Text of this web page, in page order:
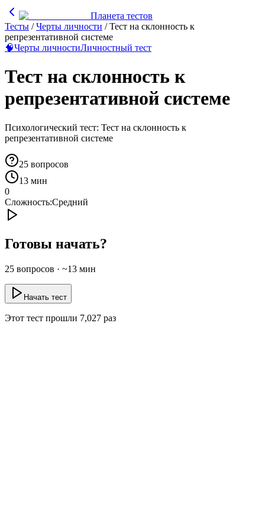
Планета тестов
Тесты /Черты личности /Тест на склонность к
репрезентативной системе
🧠Черты личностиЛичностный тест
Тест на склонность к
репрезентативной системе
Психологический тест: Тест на склонность к
репрезентативной системе
25 вопросов
13 мин
0
Сложность:Средний
Готовы начать?
25 вопросов · ~13 мин
Начать тест
Этот тест прошли 7,027 раз